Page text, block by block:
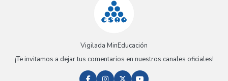
Vigilada MinEducación
¡Te invitamos a dejar tus comentarios en nuestros canales oficiales!